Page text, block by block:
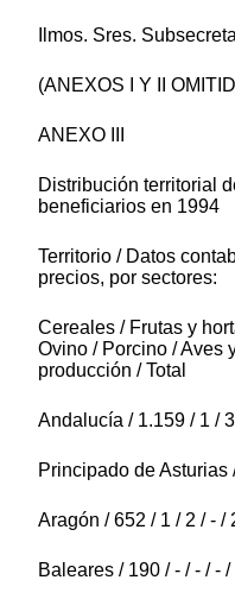
Ilmos. Sres.
(ANEXOS I Y II
ANEXO III
Distribución territorial
beneficiarios en 1994
Territorio / Datos
precios, por sectores:
Cereales / Frutas y
Ovino / Porcino / Aves
producción / Total
Andalucía / 1.159 / 1 /
Principado de Asturias
Aragón / 652 / 1 / 2 / - /
Baleares / 190 / - / - / - /